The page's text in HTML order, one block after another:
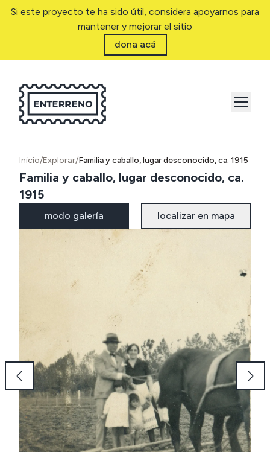
Si este proyecto te ha sido útil, considera apoyarnos para
mantener y mejorar el sitio
dona acá
Inicio/Explorar/Familia y caballo, lugar desconocido, ca. 1915
Familia y caballo, lugar desconocido, ca.
1915
modo galería localizar en mapa